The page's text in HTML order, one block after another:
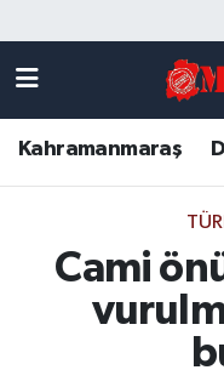
Kahramanmaraş
Cami
ONİKİŞUBAT
Süper Lig Puan
Tüm Manşetler